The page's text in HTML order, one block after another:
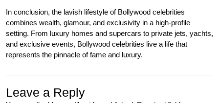
In conclusion, the lavish lifestyle of Bollywood celebrities
combines wealth, glamour, and exclusivity in a high-profile
setting. From luxury homes and supercars to private jets, yachts,
and exclusive events, Bollywood celebrities live a life that
represents the pinnacle of fame and luxury.
Leave a Reply